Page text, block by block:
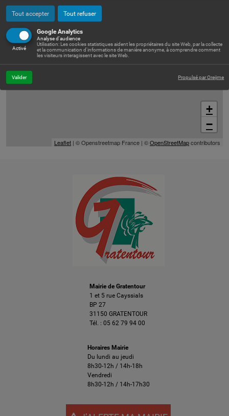
Tout accepter Tout refuser
Google Analytics
Activé
Analyse d'audience
Utilisation: Les cookies statistiques aident les propriétaires du site Web, par la collecte
et la communication d'informations de manière anonyme, à comprendre comment
les visiteurs interagissent avec le site Web.
Valider Propulsé par Orejime
+
−
Leaflet | © Openstreetmap France | ©OpenStreetMapcontributors
Mairie de Gratentour
1 et 5 rue Cayssials
BP 27
31150 GRATENTOUR
Tél. : 05 62 79 94 00
Horaires Mairie
Du lundi au jeudi
8h30-12h / 14h-18h
Vendredi
8h30-12h / 14h-17h30